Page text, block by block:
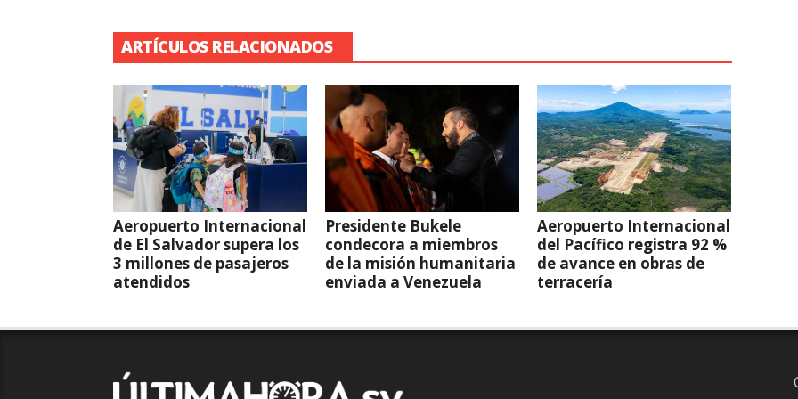
ARTÍCULOS RELACIONADOS
Aeropuerto Internacional
de El Salvador supera los
3 millones de pasajeros
atendidos
Presidente Bukele
condecora a miembros
de la misión humanitaria
enviada a Venezuela
Aeropuerto Internacional
del Pacífico registra 92 %
de avance en obras de
terracería